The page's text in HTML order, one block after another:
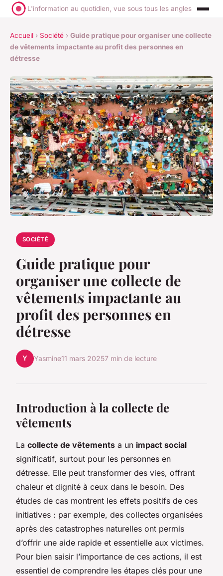
L'information au quotidien, vue sous tous les angles
Accueil › Société › Guide pratique pour organiser une collecte
de vêtements impactante au profit des personnes en
détresse
SOCIÉTÉ
Guide pratique pour
organiser une collecte de
vêtements impactante au
profit des personnes en
détresse
Y Yasmine11 mars 20257 min de lecture
Introduction à la collecte de
vêtements
La collecte de vêtements a un impact social
significatif, surtout pour les personnes en
détresse. Elle peut transformer des vies, offrant
chaleur et dignité à ceux dans le besoin. Des
études de cas montrent les effets positifs de ces
initiatives : par exemple, des collectes organisées
après des catastrophes naturelles ont permis
d’offrir une aide rapide et essentielle aux victimes.
Pour bien saisir l’importance de ces actions, il est
essentiel de comprendre les étapes clés pour une